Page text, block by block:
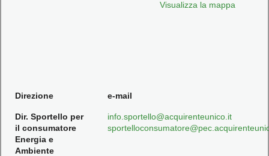
Visualizza la mappa
Direzione e-mail
Dir. Sportello per
il consumatore
Energia e
Ambiente
info.sportello@acquirenteunico.it